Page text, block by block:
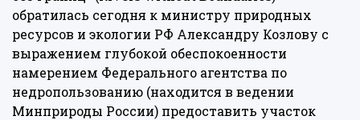
обратилась сегодня к министру природных
ресурсов и экологии РФ Александру Козлову с
выражением глубокой обеспокоенности
намерением Федерального агентства по
недропользованию (находится в ведении
Минприроды России) предоставить участок